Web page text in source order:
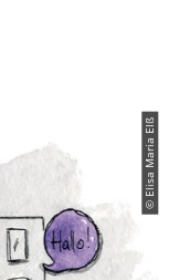
© Elisa Maria Elß